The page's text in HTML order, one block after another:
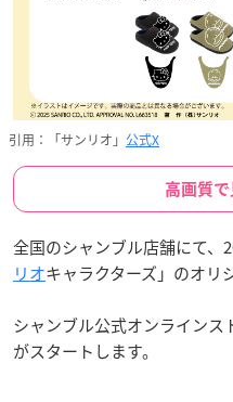
引用：「サンリオ」 公式X
高画質
全国のシャンブル店舗にて、
リオキャラクターズ」のオリ
シャンブル公式オンライン
がスタートします。